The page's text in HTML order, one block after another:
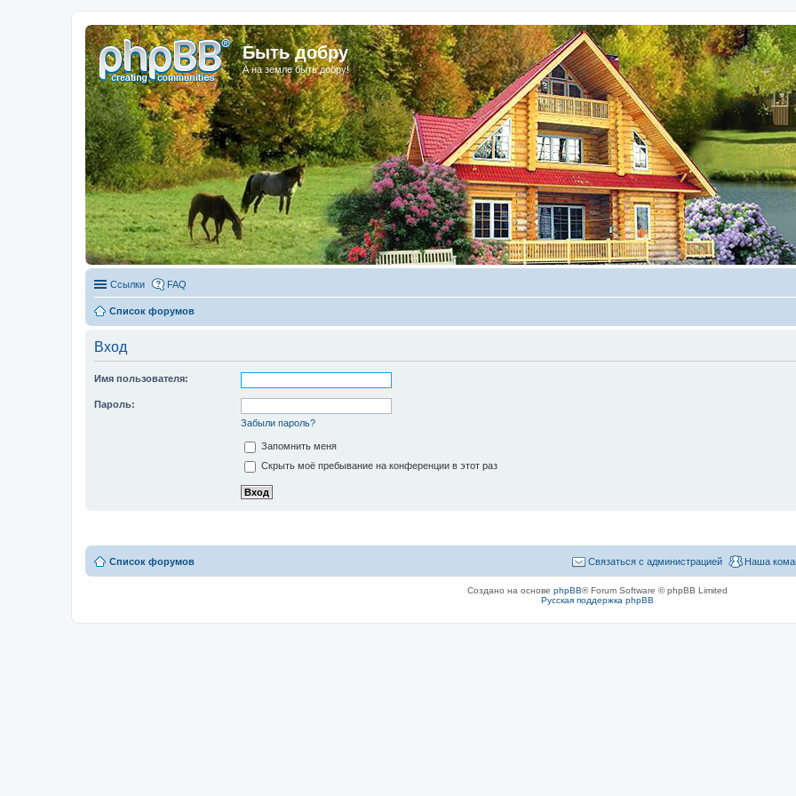
Быть добру
А на земле быть добру!
Ссылки FAQ
Список форумов
Вход
Имя пользователя:
Пароль:
Забыли пароль?
Запомнить меня
Скрыть моё пребывание на конференции в этот раз
Список форумов Наша
Связаться с администрацией
Создано на основе phpBB® Forum Software © phpBB Limited
Русская поддержка phpBB